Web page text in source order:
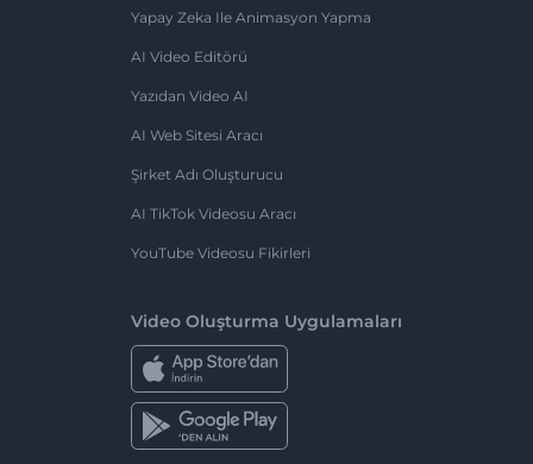
Yapay Zeka Ile Animasyon Yapma
AI Video Editörü
Yazıdan Video AI
AI Web Sitesi Aracı
Şirket Adı Oluşturucu
AI TikTok Videosu Aracı
YouTube Videosu Fikirleri
Video Oluşturma Uygulamaları